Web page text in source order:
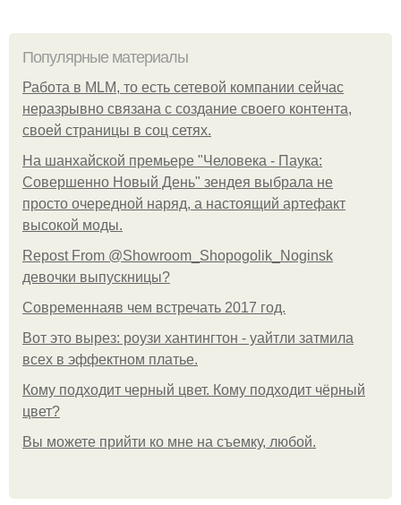
Популярные материалы
Работа в MLM, то есть сетевой компании сейчас
неразрывно связана с создание своего контента,
своей страницы в соц сетях.
На шанхайской премьере "Человека - Паука:
Совершенно Новый День" зендея выбрала не
просто очередной наряд, а настоящий артефакт
высокой моды.
Repost From @Showroom_Shopogolik_Noginsk
девочки выпускницы?
Современнаяв чем встречать 2017 год.
Вот это вырез: роузи хантингтон - уайтли затмила
всех в эффектном платьe.
Кому подходит черный цвет. Кому подходит чёрный
цвет?
Вы можете прийти ко мне на съемку, любой.